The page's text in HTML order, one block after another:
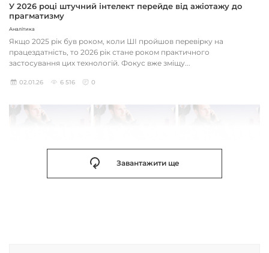
У 2026 році штучний інтелект перейде від ажіотажу до
прагматизму
Аналітика
Якщо 2025 рік був роком, коли ШІ пройшов перевірку на
працездатність, то 2026 рік стане роком практичного
застосування цих технологій. Фокус вже зміщу...
02.01.26 6 516 0
Завантажити ще